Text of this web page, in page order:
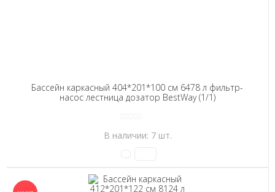
Бассейн каркасный 404*201*100 см 6478 л фильтр-
насос лестница дозатор BestWay (1/1)
В наличии: 7 шт.